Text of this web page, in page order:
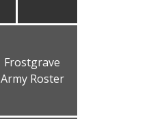
Frostgrave
Army Roster